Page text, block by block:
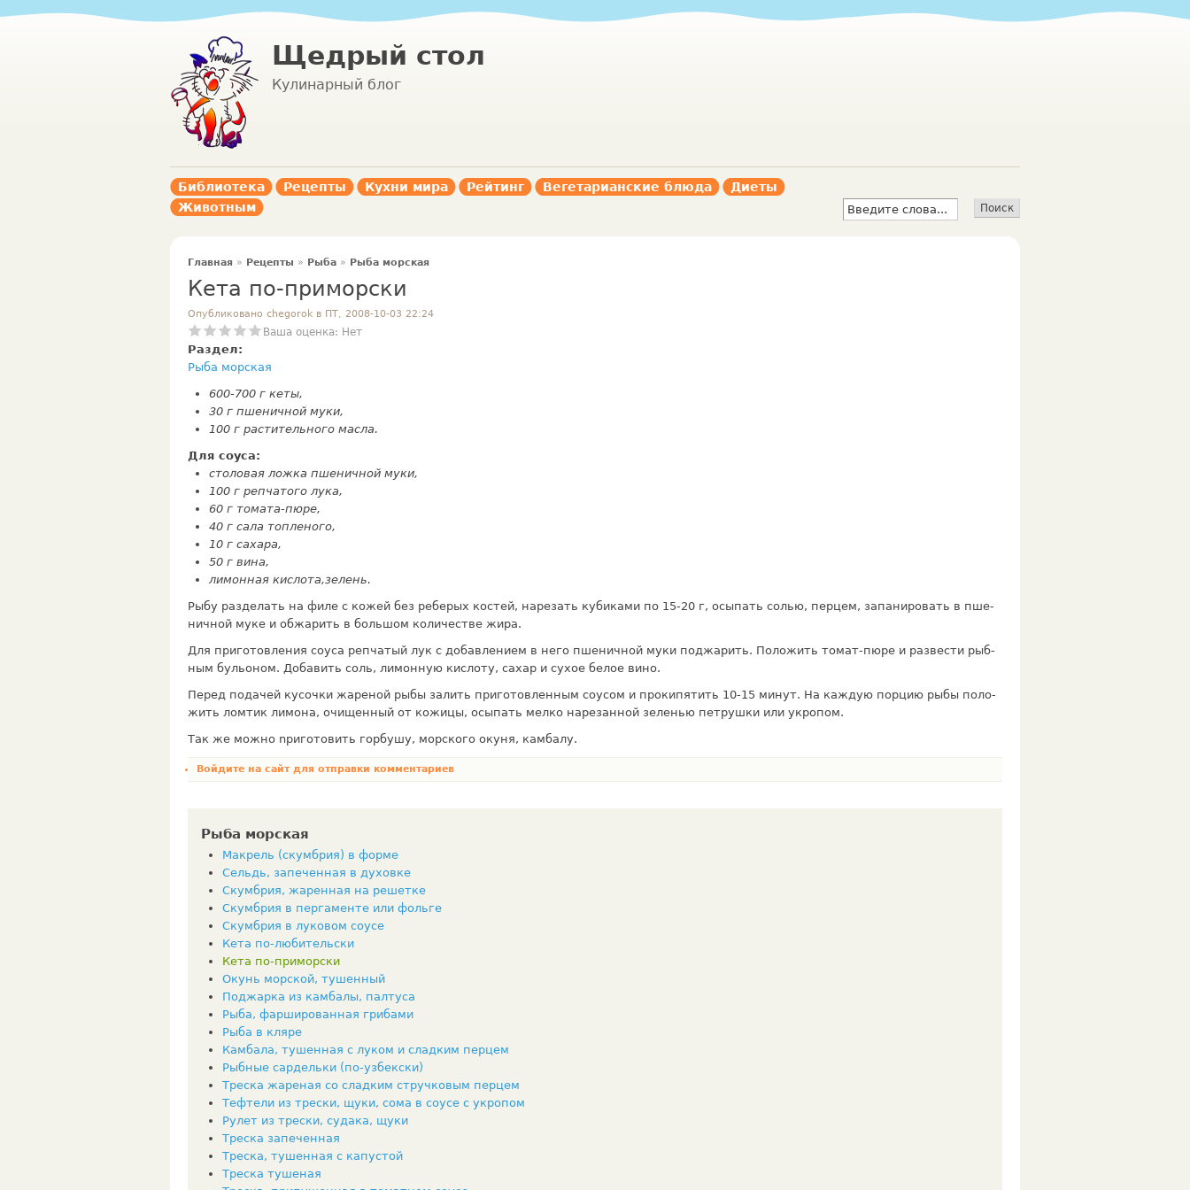
Щедрый стол
Кулинарный блог
Библиотека Рецепты Кухни мира Рейтинг Вегетарианские блюда
Диеты
Животным
Главная » Рецепты » Рыба » Рыба морская
Кета по-приморски
Опубликовано chegorok в ПТ, 2008-10-03 22:24
Ваша оценка: Нет
Раздел:
Рыба морская
600-700 г кеты,
30 г пшеничной муки,
100 г растительного масла.
Для соуса:
столовая ложка пшеничной муки,
100 г репчатого лука,
60 г томата-пюре,
40 г сала топленого,
10 г сахара,
50 г вина,
лимон­ная кислота,зелень.
Рыбу разделать на филе с кожей без ребер­ых костей, нарезать кубиками по 15-20 г, осыпать солью, перцем, запанировать в пше­
ничной муке и обжарить в большом количестве жира.
Для приготовления соуса репчатый лук с добавлением в него пшеничной муки поджа­рить. Положить томат-пюре и развести рыб­
ным бульоном. Добавить соль, лимонную кис­лоту, сахар и сухое белое вино.
Перед подачей кусочки жареной рыбы залить приготовленным соусом и прокипятить 10-15 минут. На каждую порцию рыбы поло­
жить ломтик лимона, очищенный от кожицы, осыпать мелко нарезанной зеленью петрушки или укропом.
Так же можно npиготовить горбушу, мор­ского окуня, камбалу.
Войдите на сайтдля отправки комментариев
Рыба морская
Макрель (скумбрия) в форме
Сельдь, запеченная в духовке
Скумбрия, жаренная на решетке
Скумбрия в пергаменте или фольге
Скумбрия в луковом соусе
Кета по-любительски
Кета по-приморски
Окунь морской, тушенный
Поджарка из камбалы, палтуса
Рыба, фаршированная грибами
Рыба в кляре
Камбала, тушенная с луком и сладким перцем
Рыбные сардельки (по-узбекски)
Треска жареная со сладким стручковым перцем
Тефтели из трески, щуки, сома в соусе с укропом
Рулет из трески, судака, щуки
Треска запеченная
Треска, тушенная с капустой
Треска тушеная